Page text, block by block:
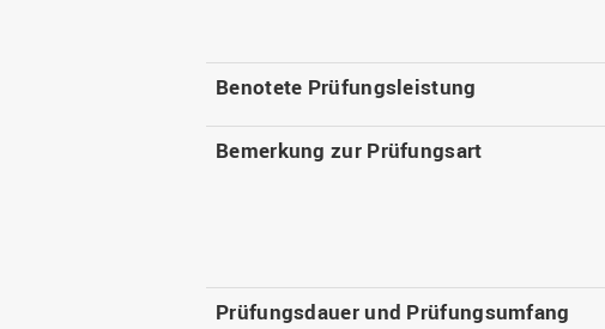
Benotete Prüfungsleistung
Bemerkung zur Prüfungsart
Prüfungsdauer und Prüfungsumfang